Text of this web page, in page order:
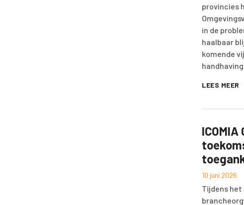
provincies
in de
haalbaar
komende
LEES MEER
ICOMIA
10 juni 2026
Tijdens het